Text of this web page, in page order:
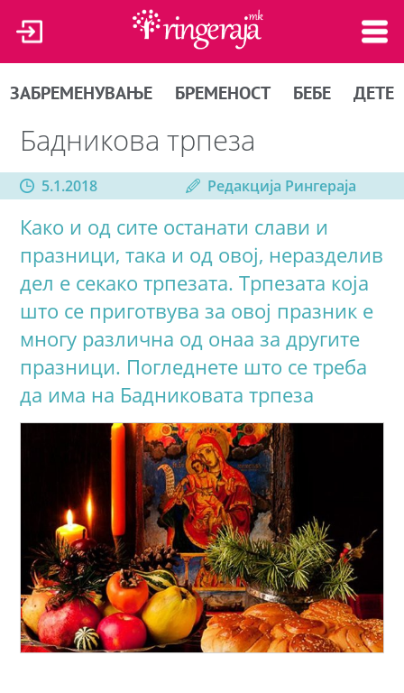
ЗАБРЕМЕНУВАЊЕ БРЕМЕНОСТ БЕБЕ ДЕТЕ
Бадникова трпеза
5.1.2018 Редакција Рингераја
Како и од сите останати слави и
празници, така и од овој, неразделив
дел е секако трпезата. Трпезата која
што се приготвува за овој празник е
многу различна од онаа за другите
празници. Погледнете што се треба
да има на Бадниковата трпеза